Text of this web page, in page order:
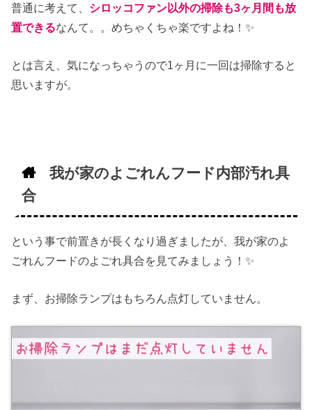
普通に考えて、 シロッコファン以外の掃除も3ヶ月間も放
置できるなんて。。めちゃくちゃ楽ですよね！✨
とは言え、気になっちゃうので1ヶ月に一回は掃除すると
思いますが。
我が家のよごれんフード内部汚れ具
合
という事で前置きが長くなり過ぎましたが、我が家のよ
ごれんフードのよごれ具合を見てみましょう！✨
まず、お掃除ランプはもちろん点灯していません。